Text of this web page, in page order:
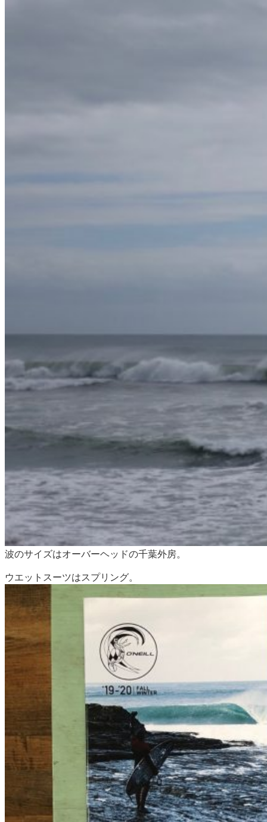
波のサイズはオーバーヘッドの千葉外房。
ウエットスーツはスプリング。